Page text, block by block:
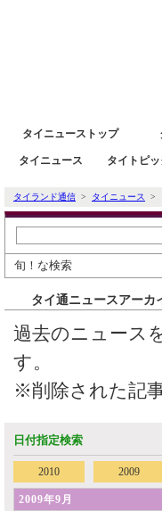
タイニューストップ
タイニュース タイトピッ
タイランド通信 > タイニュース >
旬！な検索
タイ通ニュースアーカ
過去のニュース
す。
※削除された記
日付指定検索
2010 2009
2009年9月